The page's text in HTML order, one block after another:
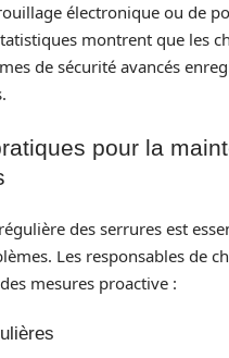
électronique ou de
montrent que les
de sécurité avancés
pour la
des serrures est
Les responsables de
mesures proactive :